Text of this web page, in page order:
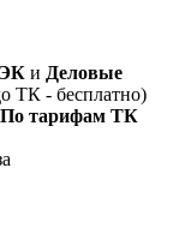
и Деловые
ТК - бесплатно)
По тарифам ТК